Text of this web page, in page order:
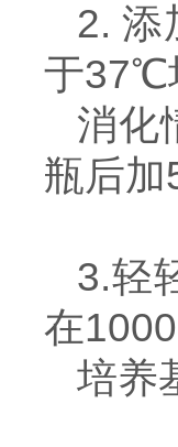
2. 添
于37℃
消化
瓶后加
3.轻
在
培养